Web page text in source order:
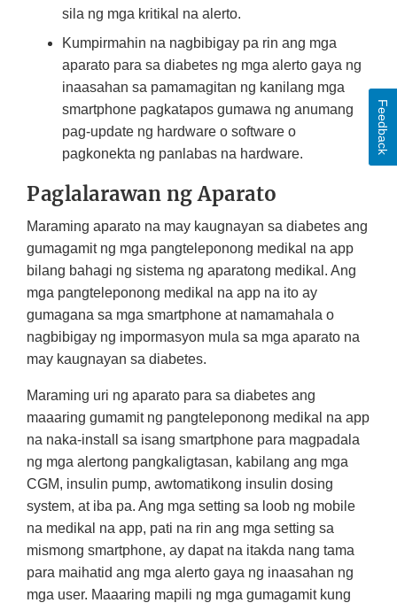
sila ng mga kritikal na alerto.
Kumpirmahin na nagbibigay pa rin ang mga
aparato para sa diabetes ng mga alerto gaya ng
inaasahan sa pamamagitan ng kanilang mga
smartphone pagkatapos gumawa ng anumang
pag-update ng hardware o software o
pagkonekta ng panlabas na hardware.
Paglalarawan ng Aparato
Maraming aparato na may kaugnayan sa diabetes ang
gumagamit ng mga pangteleponong medikal na app
bilang bahagi ng sistema ng aparatong medikal. Ang
mga pangteleponong medikal na app na ito ay
gumagana sa mga smartphone at namamahala o
nagbibigay ng impormasyon mula sa mga aparato na
may kaugnayan sa diabetes.
Maraming uri ng aparato para sa diabetes ang
maaaring gumamit ng pangteleponong medikal na app
na naka-install sa isang smartphone para magpadala
ng mga alertong pangkaligtasan, kabilang ang mga
CGM, insulin pump, awtomatikong insulin dosing
system, at iba pa. Ang mga setting sa loob ng mobile
na medikal na app, pati na rin ang mga setting sa
mismong smartphone, ay dapat na itakda nang tama
para maihatid ang mga alerto gaya ng inaasahan ng
mga user. Maaaring mapili ng mga gumagamit kung
Feedback